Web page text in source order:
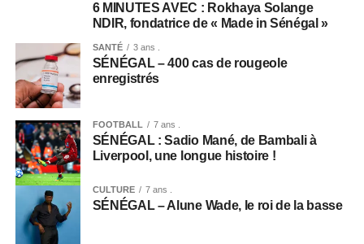
6 MINUTES AVEC : Rokhaya Solange
NDIR, fondatrice de « Made in Sénégal »
SANTÉ 3 ans .
SÉNÉGAL – 400 cas de rougeole
enregistrés
FOOTBALL 7 ans .
SÉNÉGAL : Sadio Mané, de Bambali à
Liverpool, une longue histoire !
CULTURE 7 ans .
SÉNÉGAL – Alune Wade, le roi de la basse